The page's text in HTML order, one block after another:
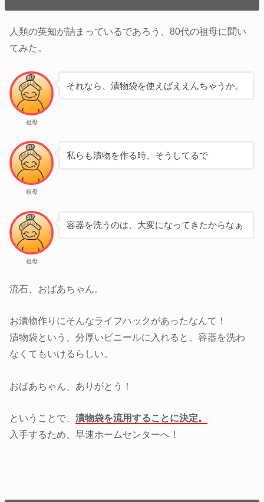
人類の英知が詰まっているであろう、80代の祖母に聞い
てみた。
祖母
それなら、漬物袋を使えばええんちゃうか。
祖母
私らも漬物を作る時、そうしてるで
祖母
容器を洗うのは、大変になってきたからなぁ
流石、おばあちゃん。
お漬物作りにそんなライフハックがあったなんて！
漬物袋という、分厚いビニールに入れると、容器を洗わ
なくてもいけるらしい。
おばあちゃん、ありがとう！
ということで、漬物袋を流用することに決定。
入手するため、早速ホームセンターへ！